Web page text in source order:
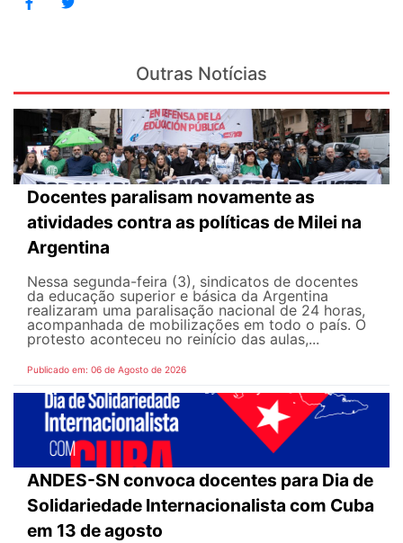
Outras Notícias
Docentes paralisam novamente as
atividades contra as políticas de Milei na
Argentina
Nessa segunda-feira (3), sindicatos de docentes
da educação superior e básica da Argentina
realizaram uma paralisação nacional de 24 horas,
acompanhada de mobilizações em todo o país. O
protesto aconteceu no reinício das aulas,...
Publicado em: 06 de Agosto de 2026
ANDES-SN convoca docentes para Dia de
Solidariedade Internacionalista com Cuba
em 13 de agosto